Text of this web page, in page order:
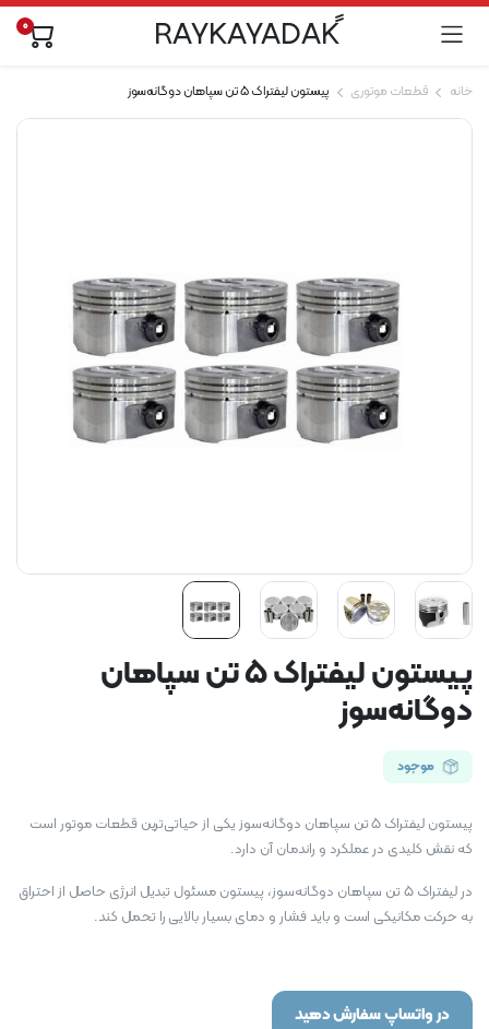
ًRAYKAYADAK 0
خانه قطعات موتوری پیستون لیفتراک 5 تن سپاهان دوگانه‌سوز
پیستون لیفتراک 5 تن سپاهان
دوگانه‌سوز
موجود
پیستون لیفتراک 5 تن سپاهان دوگانه‌سوز یکی از حیاتی‌ترین قطعات موتور است
که نقش کلیدی در عملکرد و راندمان آن دارد.
در لیفتراک 5 تن سپاهان دوگانه‌سوز، پیستون مسئول تبدیل انرژی حاصل از احتراق
به حرکت مکانیکی است و باید فشار و دمای بسیار بالایی را تحمل کند.
در واتساپ سفارش دهید